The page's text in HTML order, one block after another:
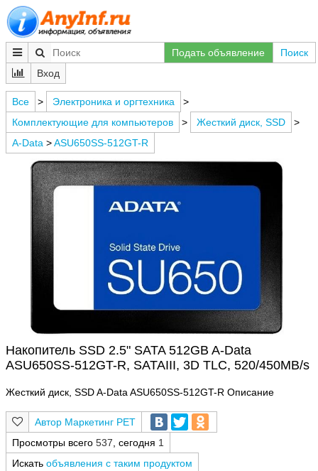
Подать объявление
Поиск
Вход
Все > Электроника и оргтехника
>
Комплектующие для компьютеров
> Жесткий диск, SSD
>
A-Data >ASU650SS-512GT-R
Накопитель SSD 2.5" SATA 512GB A-Data
ASU650SS-512GT-R, SATAIII, 3D TLC, 520/450MB/s
Жесткий диск, SSD A-Data ASU650SS-512GT-R Описание
Маркетинг РЕТ
Просмотры всего 537 , сегодня 1
Искать объявления с таким продуктом